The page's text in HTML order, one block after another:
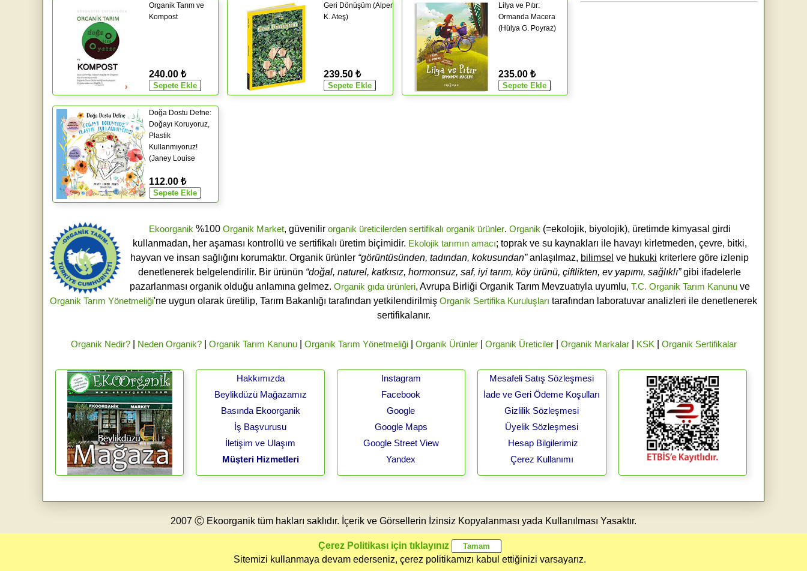
Organik Tarım ve
Kompost
240.00 ₺
Geri Dönüşüm (Alper
K. Ateş)
239.50 ₺
Lilya ve Pıtır:
Ormanda Macera
(Hülya G. Poyraz)
235.00 ₺
Doğa Dostu Defne:
Doğayı Koruyoruz,
Plastik
Kullanmıyoruz!
(Janey Louise
112.00 ₺
Ekoorganik %100 Organik Market, güvenilir organik üreticilerden sertifikalı organik ürünler. Organik (=ekolojik, biyolojik), üretimde kimyasal girdi
kullanmadan, her aşaması kontrollü ve sertifikalı üretim biçimidir. Ekolojik tarımın amacı; toprak ve su kaynakları ile havayı kirletmeden, çevre, bitki,
hayvan ve insan sağlığını korumaktır. Organik ürünler “görüntüsünden, tadından, kokusundan”anlaşılmaz, bilimsel ve hukuki kriterlere göre izlenip
denetlenerek belgelendirilir. Bir ürünün “doğal, naturel, katkısız, hormonsuz, saf, iyi tarım, köy ürünü, çiftlikten, ev yapımı, sağlıklı”gibi ifadelerle
pazarlanması organik olduğu anlamına gelmez. Organik gıda ürünleri, Avrupa Birliği Organik Tarım Mevzuatıyla uyumlu, T.C. Organik Tarım Kanunuve
Organik Tarım Yönetmeliği'ne uygun olarak üretilip, Tarım Bakanlığı tarafından yetkilendirilmiş Organik Sertifika Kuruluşları tarafından laboratuvar analizleri ile denetlenerek
sertifikalanır.
Organik Nedir?| Neden Organik?| Organik Tarım Kanunu| Organik Tarım Yönetmeliği| Organik Ürünler| Organik Üreticiler| Organik Markalar| KSK Organik Sertifikalar
Hakkımızda
Beylikdüzü Mağazamız
Basında Ekoorganik
İş Başvurusu
İletişim ve Ulaşım
Müşteri Hizmetleri
Instagram
Facebook
Google
Google Maps
Google Street View
Yandex
Mesafeli Satış Sözleşmesi
İade ve Geri Ödeme Koşulları
Gizlilik Sözleşmesi
Üyelik Sözleşmesi
Hesap Bilgilerimiz
Çerez Kullanımı
Çerez Politikası için tıklayınız
Sitemizi kullanmaya devam ederseniz, çerez politikamızı kabul ettiğinizi varsayarız.
2007 Ⓒ Ekoorganik tüm hakları saklıdır. İçerik ve Görsellerin İzinsiz Kopyalanması yada Kullanılması Yasaktır.